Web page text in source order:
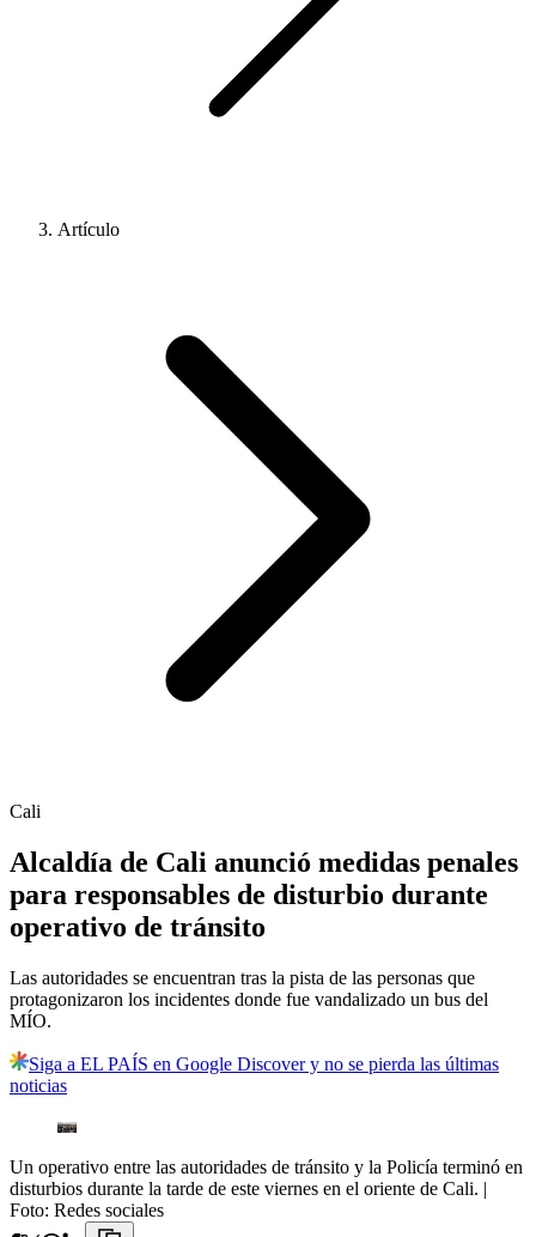
Artículo
Cali
Alcaldía de Cali anunció medidas penales
para responsables de disturbio durante
operativo de tránsito
Las autoridades se encuentran tras la pista de las personas que
protagonizaron los incidentes donde fue vandalizado un bus del
MÍO.
Siga a EL PAÍS en Google Discover y no se pierda las últimas
noticias
Un operativo entre las autoridades de tránsito y la Policía terminó en
disturbios durante la tarde de este viernes en el oriente de Cali. |
Foto: Redes sociales